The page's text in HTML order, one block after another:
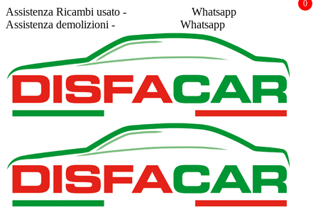
Assistenza Ricambi usato -
Whatsapp
Assistenza demolizioni -
Whatsapp
0